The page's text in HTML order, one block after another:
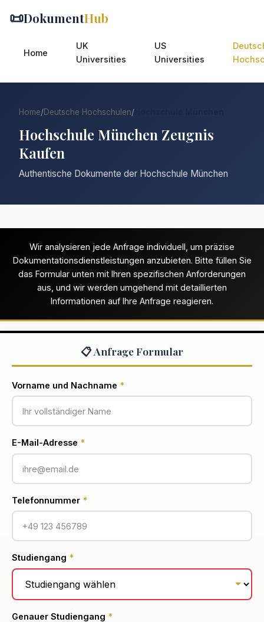
📜DokumentHub
Home
UK
Universities
US
Universities
Home/Deutsche Hochschulen/
Hochschule München Zeugnis
Kaufen
Authentische Dokumente der Hochschule München
Wir analysieren jede Anfrage individuell, um präzise
Dokumentationsdienstleistungen anzubieten. Bitte füllen Sie
das Formular unten mit Ihren spezifischen Anforderungen
aus, und wir werden umgehend mit detaillierten
Informationen auf Ihre Anfrage reagieren.
📋 Anfrage Formular
Vorname und Nachname *
E-Mail-Adresse *
Telefonnummer *
Studiengang *
Genauer Studiengang *